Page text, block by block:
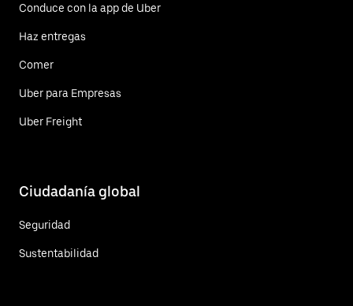
Conduce con la app de Uber
Haz entregas
Comer
Uber para Empresas
Uber Freight
Ciudadanía global
Seguridad
Sustentabilidad